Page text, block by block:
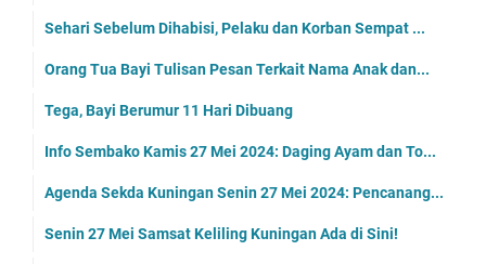
Sehari Sebelum Dihabisi, Pelaku dan Korban Sempat ...
Orang Tua Bayi Tulisan Pesan Terkait Nama Anak dan...
Tega, Bayi Berumur 11 Hari Dibuang
Info Sembako Kamis 27 Mei 2024: Daging Ayam dan To...
Agenda Sekda Kuningan Senin 27 Mei 2024: Pencanang...
Senin 27 Mei Samsat Keliling Kuningan Ada di Sini!